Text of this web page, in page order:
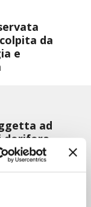
da
e
ad
dorifora